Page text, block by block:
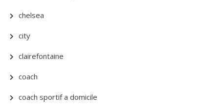
chelsea
city
clairefontaine
coach
coach sportif a domicile